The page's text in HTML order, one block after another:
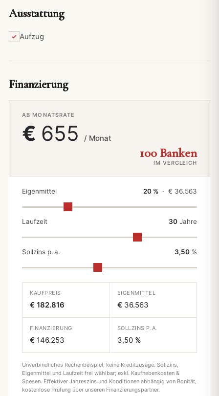
Ausstattung
Aufzug
Finanzierung
AB MONATSRATE
€ 655 / Monat
100 Banken
IM VERGLEICH
Eigenmittel 20 % · € 36.563
Laufzeit 30 Jahre
Sollzins p. a. 3,50 %
KAUFPREIS
€ 182.816
EIGENMITTEL
€ 36.563
FINANZIERUNG
€ 146.253
SOLLZINS P.A.
3,50%
Unverbindliches Rechenbeispiel, keine Kreditzusage. Sollzins,
Eigenmittel und Laufzeit frei wählbar; exkl. Kaufnebenkosten &
Spesen. Effektiver Jahreszins und Konditionen abhängig von Bonität,
kostenlose Prüfung über unseren Finanzierungspartner.